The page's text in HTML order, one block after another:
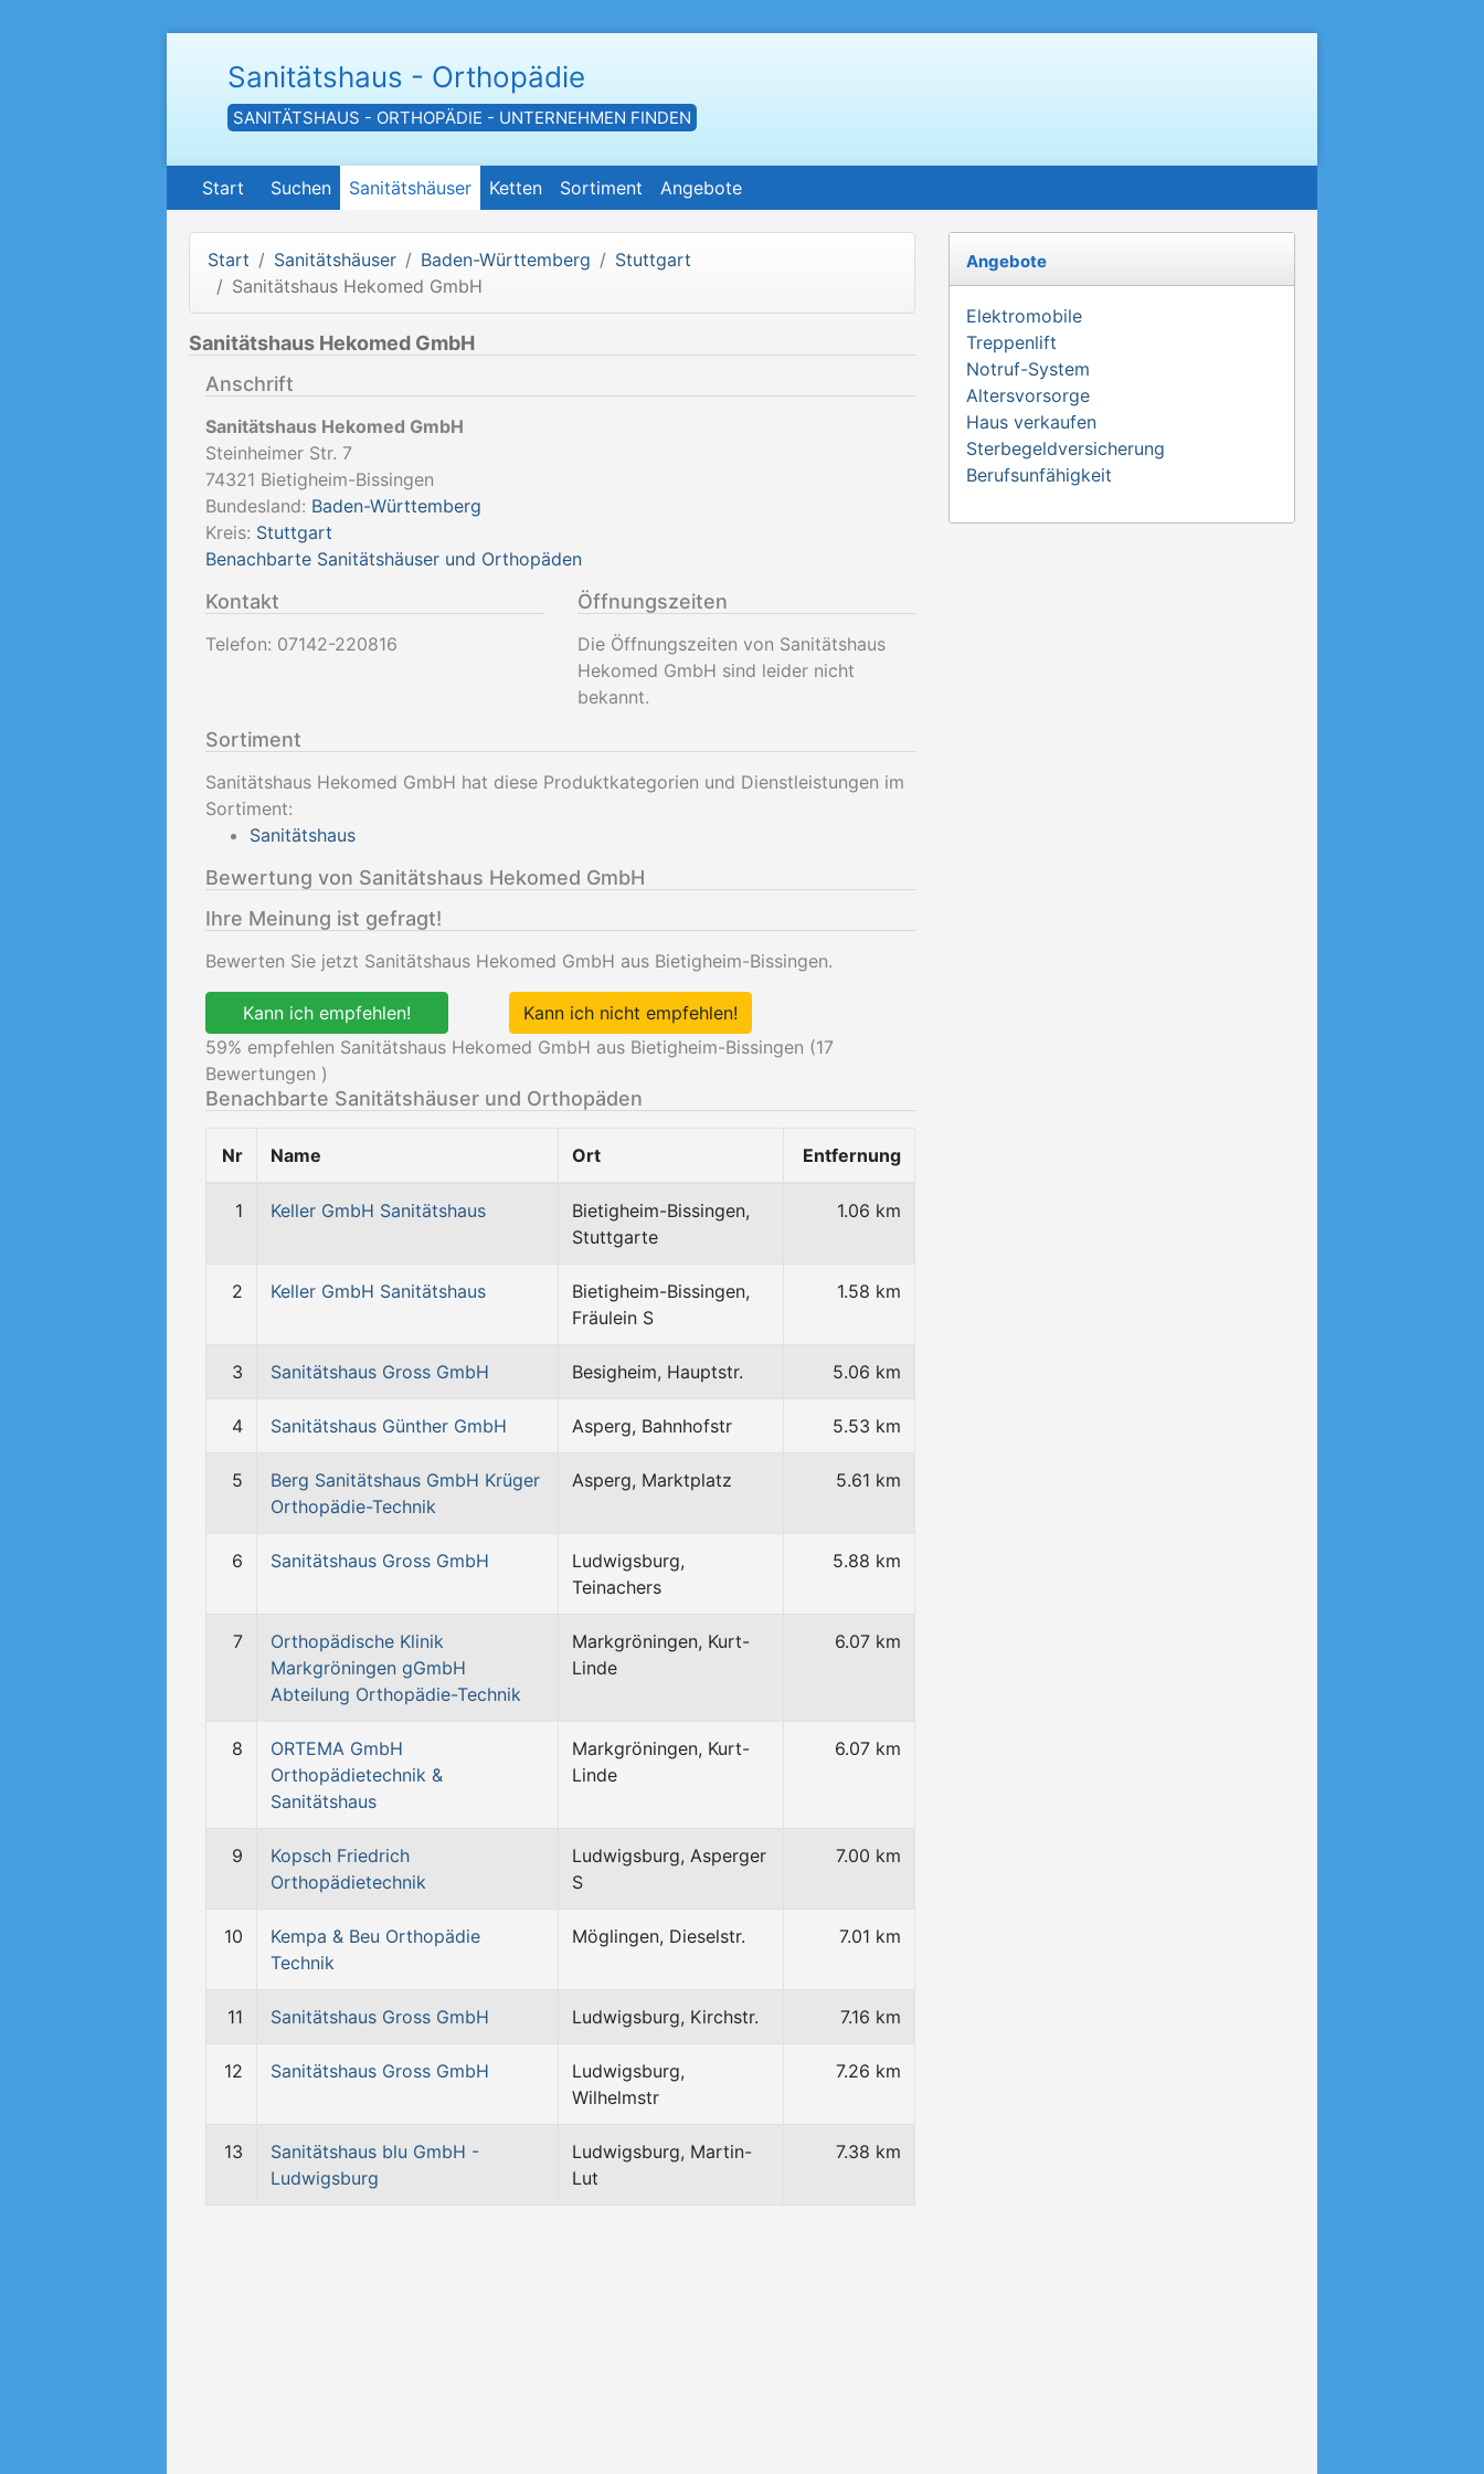
Sanitätshaus - Orthopädie
SANITÄTSHAUS - ORTHOPÄDIE - UNTERNEHMEN FINDEN
Start Suchen Sanitätshäuser Ketten Sortiment Angebote
Start Sanitätshäuser Baden-Württemberg
Stuttgart
Sanitätshaus Hekomed GmbH
Sanitätshaus Hekomed GmbH
Anschrift
Sanitätshaus Hekomed GmbH
Steinheimer Str. 7
74321 Bietigheim-Bissingen
Bundesland: Baden-Württemberg
Kreis: Stuttgart
Benachbarte Sanitätshäuser und Orthopäden
Kontakt
Telefon: 07142-220816
Öffnungszeiten
Die Öffnungszeiten von Sanitätshaus
Hekomed GmbH sind leider nicht
bekannt.
Sortiment
Sanitätshaus Hekomed GmbH hat diese Produktkategorien und Dienstleistungen im
Sortiment:
Sanitätshaus
Bewertung von Sanitätshaus Hekomed GmbH
Ihre Meinung ist gefragt!
Bewerten Sie jetzt Sanitätshaus Hekomed GmbH aus Bietigheim-Bissingen.
Kann ich empfehlen!
Kann ich nicht empfehlen!
59% empfehlen Sanitätshaus Hekomed GmbH aus Bietigheim-Bissingen (17
Bewertungen )
Benachbarte Sanitätshäuser und Orthopäden
Nr Name Ort Entfernung
1 Keller GmbH Sanitätshaus
Bietigheim-Bissingen,
Stuttgarte
1.06 km
2 Keller GmbH Sanitätshaus
Bietigheim-Bissingen,
Fräulein S
1.58 km
3 Sanitätshaus Gross GmbH Besigheim, Hauptstr. 5.06 km
4 Sanitätshaus Günther GmbH Asperg, Bahnhofstr 5.53 km
5
Berg Sanitätshaus GmbH Krüger
Orthopädie-Technik
Asperg, Marktplatz 5.61 km
6 Sanitätshaus Gross GmbH
Ludwigsburg,
Teinachers
5.88 km
7
Orthopädische Klinik
Markgröningen gGmbH
Abteilung Orthopädie-Technik
Markgröningen, Kurt-
Linde
6.07 km
8
ORTEMA GmbH
Orthopädietechnik &
Sanitätshaus
Markgröningen, Kurt-
Linde
6.07 km
9
Kopsch Friedrich
Orthopädietechnik
Ludwigsburg, Asperger
S
7.00 km
10
Kempa & Beu Orthopädie
Technik
Möglingen, Dieselstr. 7.01 km
11 Sanitätshaus Gross GmbH Ludwigsburg, Kirchstr. 7.16 km
12 Sanitätshaus Gross GmbH
Ludwigsburg,
Wilhelmstr
7.26 km
13
Sanitätshaus blu GmbH -
Ludwigsburg
Ludwigsburg, Martin-
Lut
7.38 km
Angebote
Elektromobile
Treppenlift
Notruf-System
Altersvorsorge
Haus verkaufen
Sterbegeldversicherung
Berufsunfähigkeit